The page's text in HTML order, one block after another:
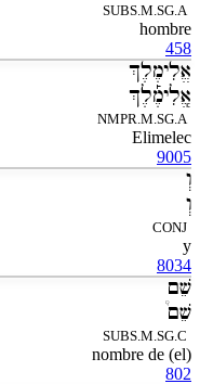
SUBS.M.SG.A
hombre
458
אֱלִימֶלֶךְ
אֱֽלִימֶ֡לֶךְ
NMPR.M.SG.A
Elimelec
9005
וְ
וְ
CONJ
y
8034
שֵׁם
שֵׁם֩
SUBS.M.SG.C
(el) nombre de
802